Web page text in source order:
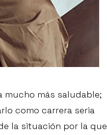
mucho más saludable;
como carrera seria
la situación por la que